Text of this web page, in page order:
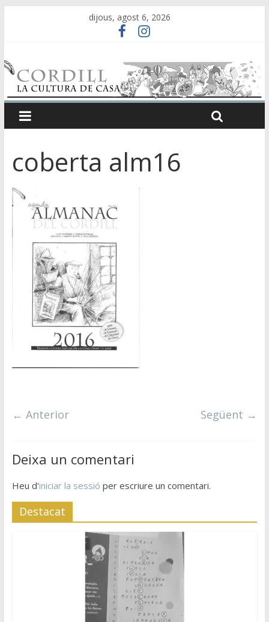
dijous, agost 6, 2026
coberta alm16
← Anterior Següent →
Deixa un comentari
Heu d'iniciar la sessió per escriure un comentari.
Destacat